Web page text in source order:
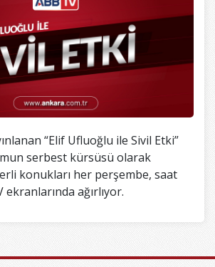
“Elif Ufluoğlu ile Sivil Etki”
serbest kürsüsü olarak
konukları her perşembe, saat
ekranlarında ağırlıyor.